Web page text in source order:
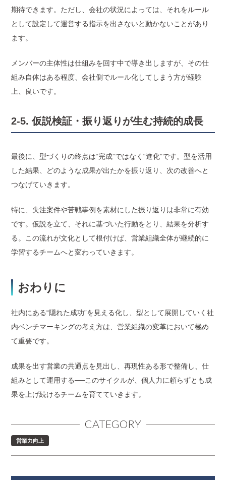
期待できます。ただし、会社の状況によっては、それをルール
として設定して運営する指示を出さないと動かないことがあり
ます。
メンバーの主体性は仕組みを回す中で導き出しますが、その仕
組み自体はある程度、会社側でルール化してしまう方が経験
上、良いです。
2-5. 仮説検証・振り返りが生む持続的成長
最後に、型づくりの終点は“完成”ではなく“進化”です。型を活用
した結果、どのような成果が出たかを振り返り、次の改善へと
つなげていきます。
特に、失注案件や苦戦事例を素材にした振り返りは非常に有効
です。仮説を立て、それに基づいた行動をとり、結果を分析す
る。この流れが文化として根付けば、営業組織全体が継続的に
学習するチームへと変わっていきます。
おわりに
社内にある“隠れた成功”を見える化し、型として展開していく社
内ベンチマーキングの考え方は、営業組織の変革において極め
て重要です。
成果を出す営業の共通点を見出し、再現性ある形で整備し、仕
組みとして運用する──このサイクルが、個人力に頼らずとも成
果を上げ続けるチームを育てていきます。
CATEGORY
営業力向上